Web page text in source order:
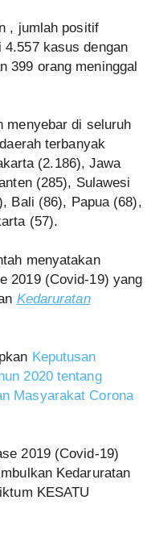
, jumlah positif
kasus dengan
399 orang meninggal
menyebar di seluruh
terbanyak
(2.186), Jawa
(285), Sulawesi
Bali (86), Papua (68),
(57).
menyatakan
2019 (Covid-19) yang
Kedaruratan
Keputusan
2020 tentang
Masyarakat Corona
2019 (Covid-19)
Kedaruratan
KESATU